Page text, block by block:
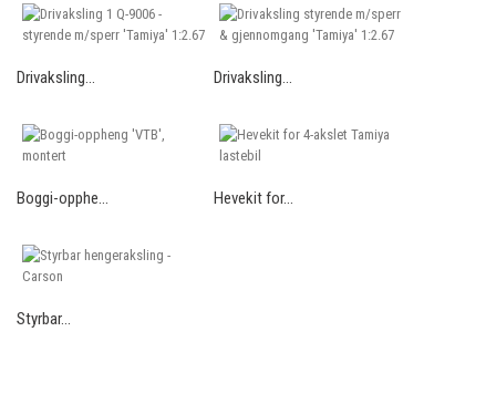
Drivaksling... Drivaksling...
Boggi-opphe... Hevekit for...
Styrbar...